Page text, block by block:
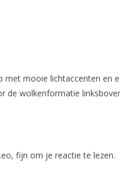
met mooie lichtaccenten en
de wolkenformatie
fijn om je reactie te lezen.